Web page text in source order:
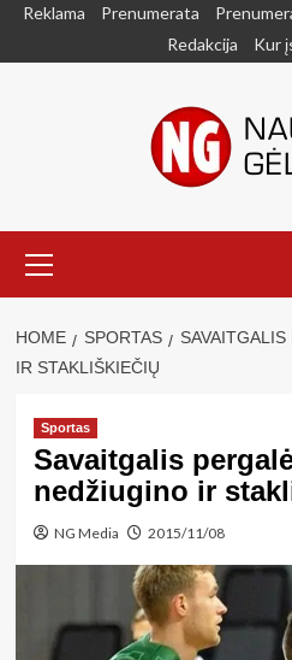
SkipReklama Prenumerata
Redakcija
Kur
Menu
HOME SPORTAS
IR STAKLIŠKIEČIŲ
Sportas
Savaitgalis
nedžiugino ir
NG Media 2015/11/08